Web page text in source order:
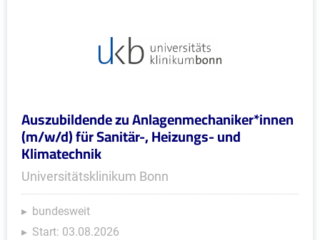
Auszubildende zu Anlagenmechaniker*innen
(m/w/d) für Sanitär-, Heizungs- und
Klimatechnik
Universitätsklinikum Bonn
bundesweit
Start: 03.08.2026